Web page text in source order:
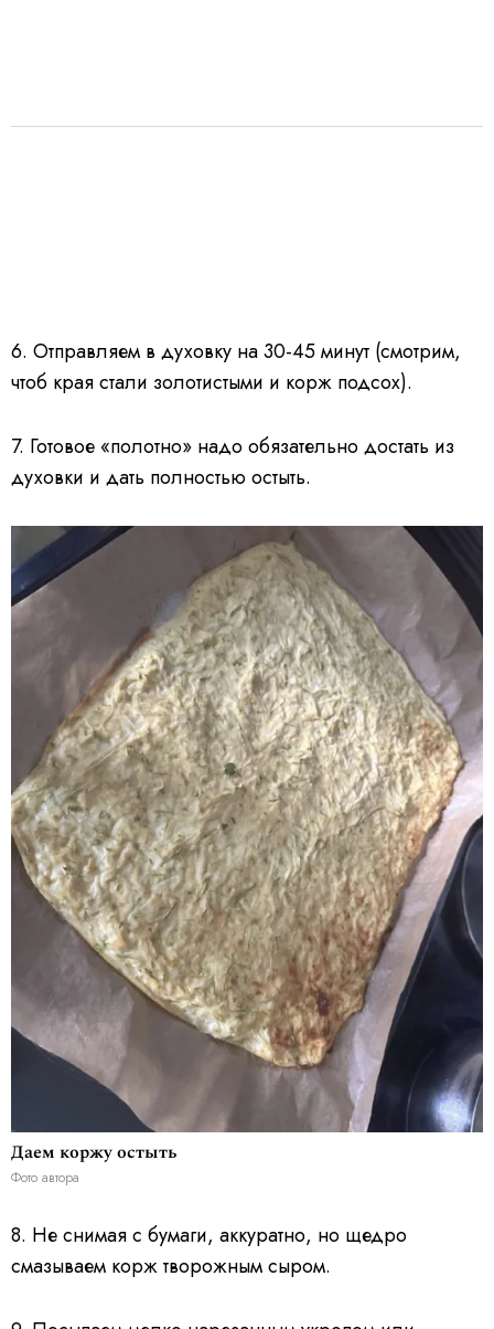
6. Отправляем в духовку на 30-45 минут (смотрим,
чтоб края стали золотистыми и корж подсох).
7. Готовое «полотно» надо обязательно достать из
духовки и дать полностью остыть.
Даем коржу остыть
Фото автора
8. Не снимая с бумаги, аккуратно, но щедро
смазываем корж творожным сыром.